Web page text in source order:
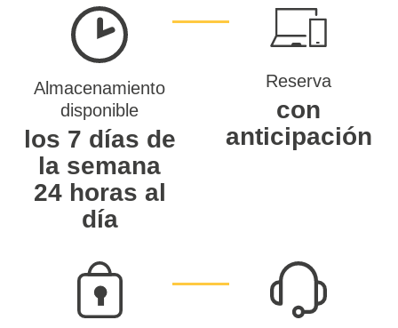
Almacenamiento
disponible
los 7 días de
la semana
24 horas al
día
Reserva
con
anticipación